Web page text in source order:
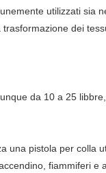
utilizzati sia
dei
da 10 a 25
una pistola per colla
fiammiferi